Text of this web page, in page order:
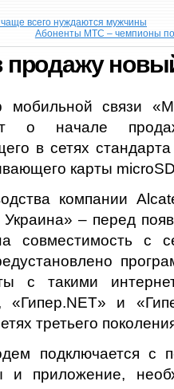
всего нуждаются мужчины
Абоненты МТС – чемпионы
продажу
мобильной связи
о начале
в сетях
карты
компании
– перед
совместимость с
с такими
и
третьего
подключается с
и приложение,